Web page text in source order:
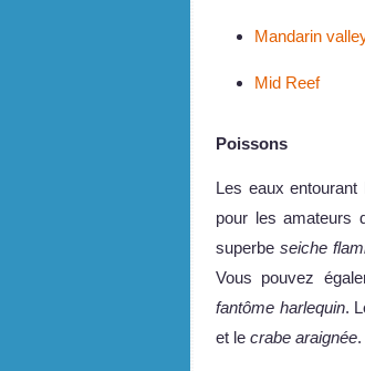
Mandarin
Mid Reef
Poissons
Les eaux entourant
pour les amateurs
superbe seiche
Vous pouvez
fantôme harlequin.
et le crabe araignée.